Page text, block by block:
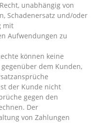
unabhängig von
Schadenersatz und/oder
mit
Aufwendungen zu
können keine
dem Kunden,
der Kunde nicht
gegen den
Der
von Zahlungen